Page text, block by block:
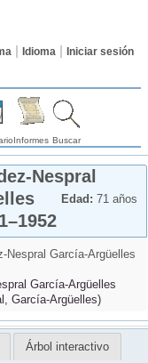
Idioma Iniciar sesión
Informes Buscar
Nespral
Edad: 71 años
–1952
Nespral García-Argüelles
García-Argüelles
García-Argüelles)
Árbol interactivo